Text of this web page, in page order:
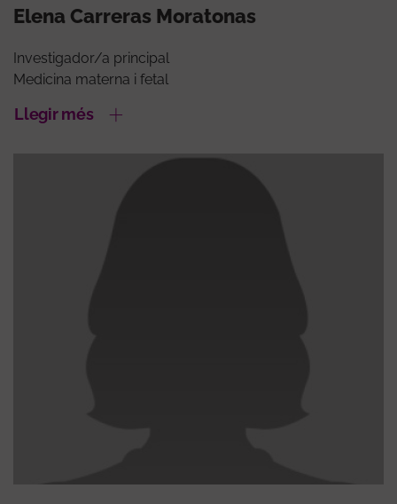
Elena Carreras Moratonas
Investigador/a principal
Medicina materna i fetal
Llegir més